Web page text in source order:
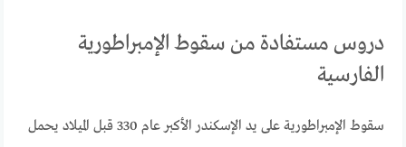
دروس مستفادة من سقوط الإمبراطورية
الفارسية
سقوط الإمبراطورية على يد الإسكندر الأكبر عام 330 قبل الميلاد يحمل